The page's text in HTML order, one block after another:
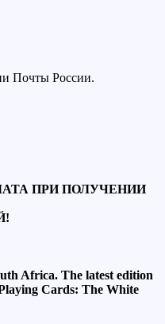
Почты России.
ПРИ ПОЛУЧЕНИИ
Africa. The latest edition
Cards: The White